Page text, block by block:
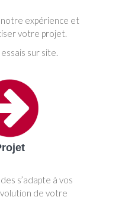
expérience et
votre projet.
sur site.
s’adapte à vos
de votre